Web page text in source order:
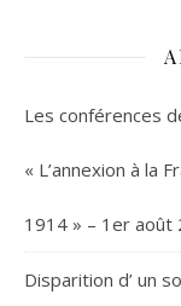
Les conférences
« L’annexion à la
1914 » – 1er août
Disparition d’ un